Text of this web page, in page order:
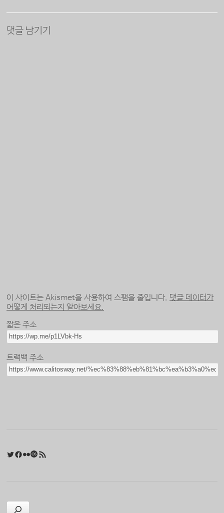
댓글 남기기
이 사이트는 Akismet을 사용하여 스팸을 줄입니다. 댓글 데이터가
어떻게 처리되는지 알아보세요.
짧은 주소
트랙백 주소
Twitter
Facebook
FlickrLast.fm
검색